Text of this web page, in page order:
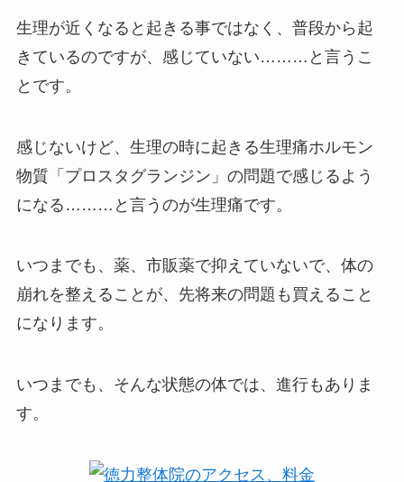
生理が近くなると起きる事ではなく、普段から起
きているのですが、感じていない………と言うこ
とです。
感じないけど、生理の時に起きる生理痛ホルモン
物質「プロスタグランジン」の問題で感じるよう
になる………と言うのが生理痛です。
いつまでも、薬、市販薬で抑えていないで、体の
崩れを整えることが、先将来の問題も買えること
になります。
いつまでも、そんな状態の体では、進行もありま
す。